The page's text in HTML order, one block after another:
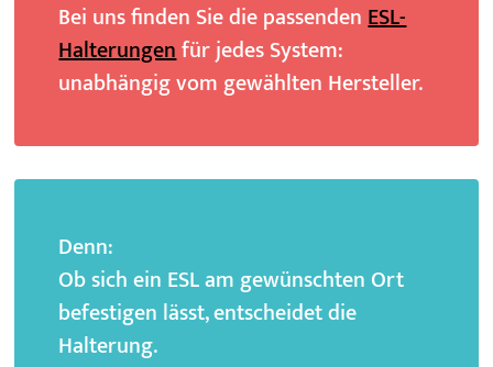
Bei uns finden Sie die passendenESL-
Halterungenfür jedes System:
unabhängig vom gewählten Hersteller.
Denn:
Ob sich ein ESL am gewünschten Ort
befestigen lässt, entscheidet die
Halterung.